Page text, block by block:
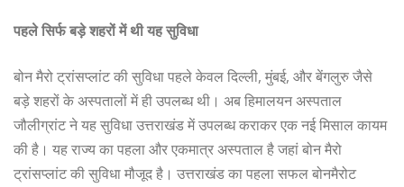
पहले सिर्फ बड़े शहरों में थी यह सुविधा
बोन मैरो ट्रांसप्लांट की सुविधा पहले केवल दिल्ली, मुंबई, और बेंगलुरु जैसे
बड़े शहरों के अस्पतालों में ही उपलब्ध थी। अब हिमालयन अस्पताल
जौलीग्रांट ने यह सुविधा उत्तराखंड में उपलब्ध कराकर एक नई मिसाल कायम
की है। यह राज्य का पहला और एकमात्र अस्पताल है जहां बोन मैरो
ट्रांसप्लांट की सुविधा मौजूद है। उत्तराखंड का पहला सफल बोनमैरोट